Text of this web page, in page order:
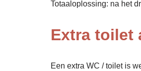
Totaaloplossing: na het
Extra toilet
Een extra WC / toilet is